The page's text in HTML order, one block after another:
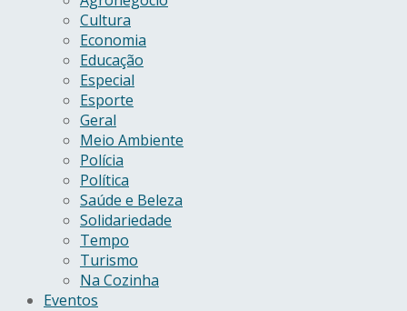
Cultura
Economia
Educação
Especial
Esporte
Geral
Meio Ambiente
Polícia
Política
Saúde e Beleza
Solidariedade
Tempo
Turismo
Na Cozinha
Eventos